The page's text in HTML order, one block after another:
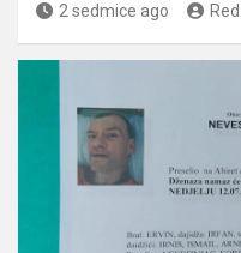
2 sedmice ago